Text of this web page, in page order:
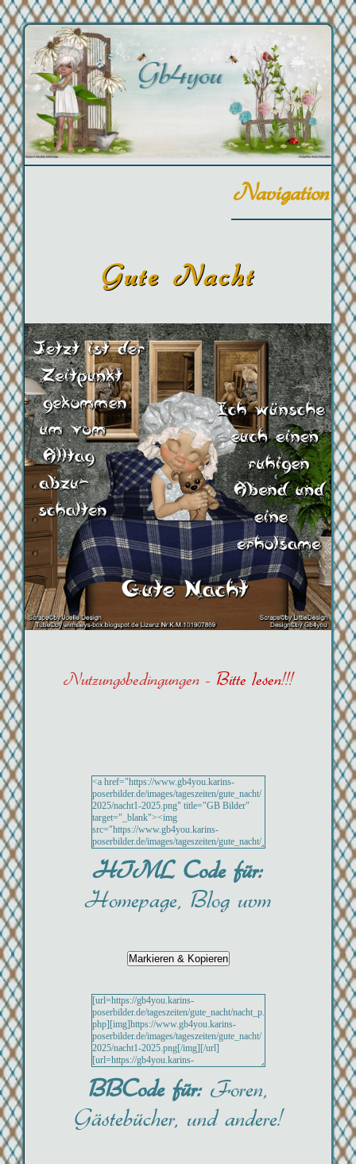
Navigation
Gute Nacht
Nutzungsbedingungen - Bitte lesen!!!
HTML Code für:
Homepage, Blog uvm
BBCode für: Foren,
Gästebücher, und andere!